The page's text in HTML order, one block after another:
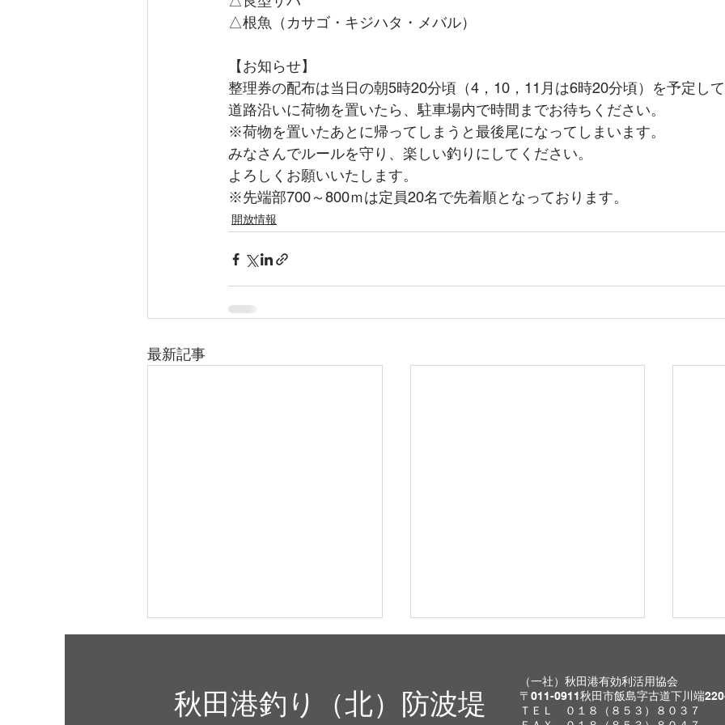
△根魚（カサゴ・キジハタ・メバル）
【お知らせ】
整理券の配布は当日の朝5時20分頃（4，10，11月は6時20分頃）を予定して
道路沿いに荷物を置いたら、駐車場内で時間までお待ちください。
※荷物を置いたあとに帰ってしまうと最後尾になってしまいます。
みなさんでルールを守り、楽しい釣りにしてください。
よろしくお願いいたします。
※先端部700～800ｍは定員20名で先着順となっております。
開放情報
最新記事
曇り予報となっており、クロダイ
の釣果が期待できそうですね。
明日は朝から強い風と雨のため視
界が悪く、皆様の安全を確保がで
ないため閉鎖とします。楽しみに
最高
いま
秋田港釣り（北）防波堤
（一社）秋田港有効利活用協会
〒011-0911秋田市飯島字古道下川端
ＴＥＬ ０１８（８５３）８０３７